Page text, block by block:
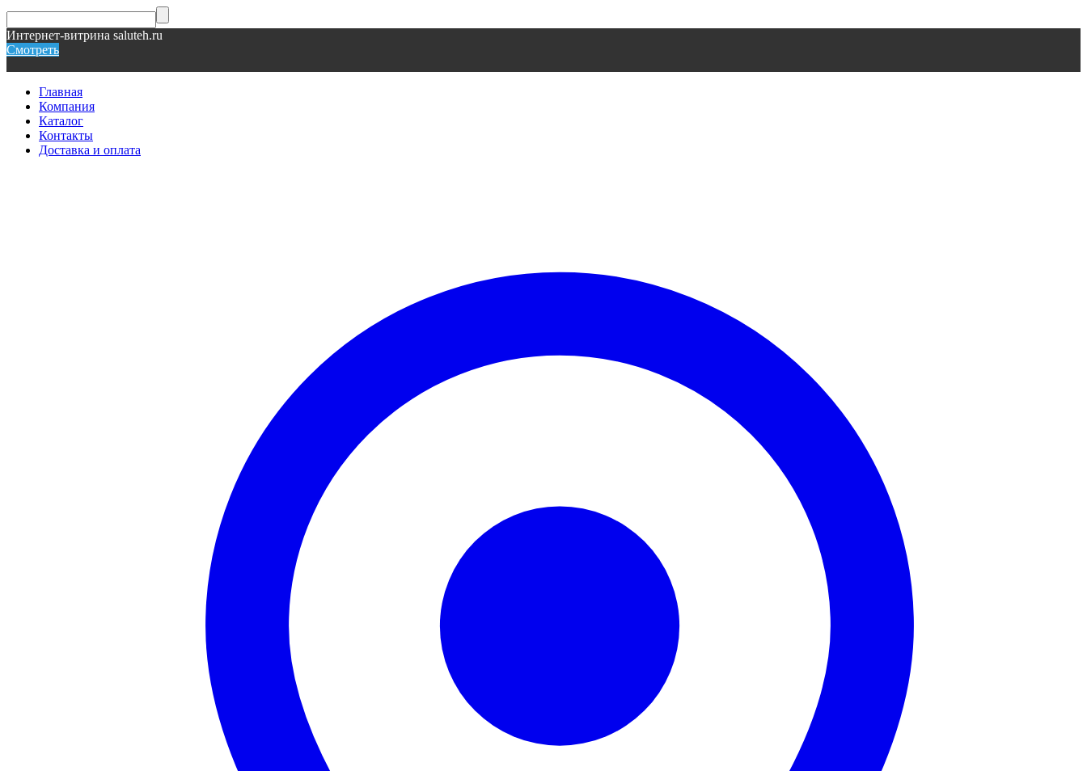
Интернет-витрина saluteh.ru
Смотреть
Главная
Компания
Каталог
Контакты
Доставка и оплата